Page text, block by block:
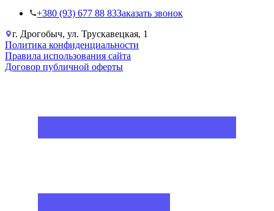
+38‎0 (93) 677 88 83Заказать звонок
г. Дрогобыч, ул. Трускавецкая, 1
Политика конфиденциальности
Правила использования сайта
Договор публичной оферты